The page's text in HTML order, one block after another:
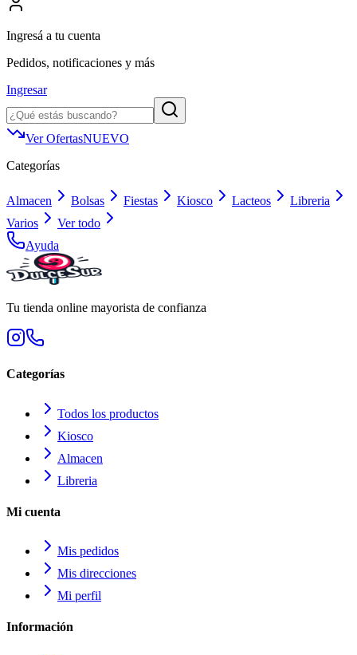
Ingresá a tu cuenta
Pedidos, notificaciones y más
Ingresar
Ver OfertasNUEVO
Categorías
Almacen Bolsas Fiestas Kiosco Lacteos
Libreria
Varios
Ver todo
Ayuda
Tu tienda online mayorista de confianza
Categorías
Todos los productos
Kiosco
Almacen
Libreria
Mi cuenta
Mis pedidos
Mis direcciones
Mi perfil
Información